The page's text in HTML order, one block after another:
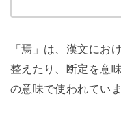
「焉」は、漢文にお
整えたり、断定を意
の意味で使われていま